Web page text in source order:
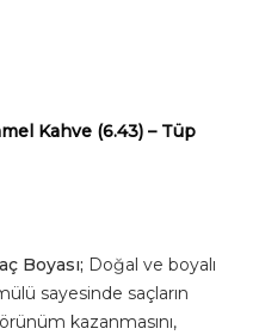
Kahve (6.43) – Tüp
Boyası; Doğal ve boyalı
sayesinde saçların
kazanmasını,